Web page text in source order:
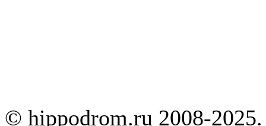
© hippodrom.ru 2008-